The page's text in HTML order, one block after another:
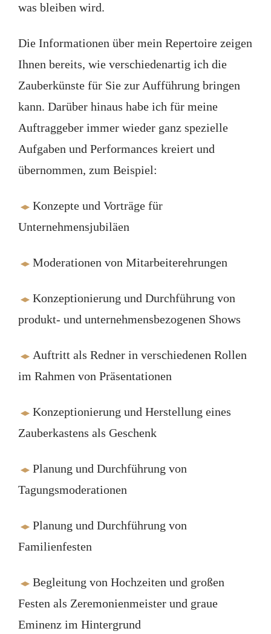
was bleiben wird.
Die Informationen über mein Repertoire zeigen
Ihnen bereits, wie verschiedenartig ich die
Zauberkünste für Sie zur Aufführung bringen
kann. Darüber hinaus habe ich für meine
Auftraggeber immer wieder ganz spezielle
Aufgaben und Performances kreiert und
übernommen, zum Beispiel:
Konzepte und Vorträge für
Unternehmensjubiläen
Moderationen von Mitarbeiterehrungen
Konzeptionierung und Durchführung von
produkt- und unternehmensbezogenen Shows
Auftritt als Redner in verschiedenen Rollen
im Rahmen von Präsentationen
Konzeptionierung und Herstellung eines
Zauberkastens als Geschenk
Planung und Durchführung von
Tagungsmoderationen
Planung und Durchführung von
Familienfesten
Begleitung von Hochzeiten und großen
Festen als Zeremonienmeister und graue
Eminenz im Hintergrund